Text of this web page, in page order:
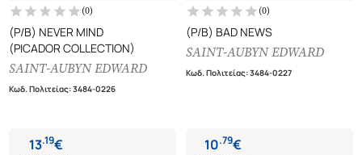
(0)
(P/B) NEVER MIND
(PICADOR COLLECTION)
SAINT-AUBYN EDWARD
Κωδ. Πολιτείας:3484-0226
13.19€
(0)
(P/B) BAD NEWS
SAINT-AUBYN EDWARD
Κωδ. Πολιτείας:3484-0227
10.79€